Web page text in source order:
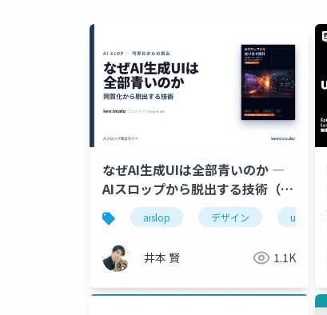
なぜAI生成UIは全部青いのか ―
AIスロップから脱出する技術（入
門）
aislop デザイン ui
井本 賢 1.1K